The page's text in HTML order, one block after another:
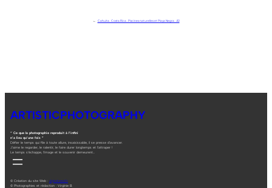
← Cahuita . Costa Rica . Piscines naturelles et Playa Negra . J12
ARTISTICPHOTOGRAPHY
“ Ce que la photographie reproduit à l’infini
n’a lieu qu’une fois ”
Défier le temps qui file à toute allure, insaisissable, il se presse d’avancer.
J’aime le regarder, le ralentir, le faire durer longtemps et l’attraper !
Le temps s’échappe, l’image et le souvenir demeurent…
© Création du site Web : digitalneed.fr
© Photographies et rédaction : Virginie B.